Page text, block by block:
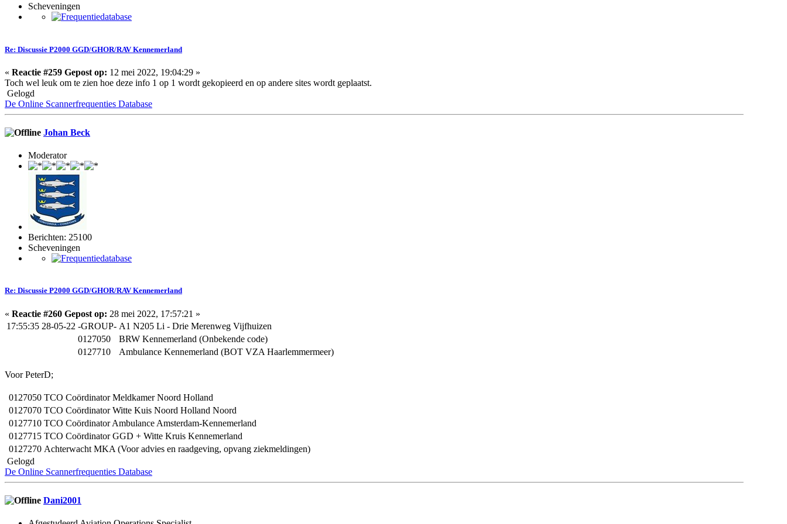
Scheveningen
Re: Discussie P2000 GGD/GHOR/RAV Kennemerland
« Reactie #259 Gepost op: 12 mei 2022, 19:04:29 »
Toch wel leuk om te zien hoe deze info 1 op 1 wordt gekopieerd en op andere sites wordt geplaatst.
Gelogd
De Online Scannerfrequenties Database
Johan Beck
Moderator
Berichten: 25100
Scheveningen
Re: Discussie P2000 GGD/GHOR/RAV Kennemerland
« Reactie #260 Gepost op: 28 mei 2022, 17:57:21 »
17:55:35 28-05-22 -GROUP- A1 N205 Li - Drie Merenweg Vijfhuizen
0127050
BRW Kennemerland (Onbekende code)
0127710
Ambulance Kennemerland (BOT VZA Haarlemmermeer)
Voor PeterD;
0127050 TCO Coördinator Meldkamer Noord Holland
0127070 TCO Coördinator Witte Kuis Noord Holland Noord
0127710 TCO Coördinator Ambulance Amsterdam-Kennemerland
0127715 TCO Coördinator GGD + Witte Kruis Kennemerland
0127270 Achterwacht MKA (Voor advies en raadgeving, opvang ziekmeldingen)
Gelogd
De Online Scannerfrequenties Database
Dani2001